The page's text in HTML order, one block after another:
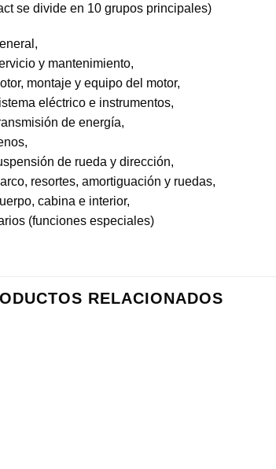
se divide en 10 grupos principales)
y mantenimiento,
montaje y equipo del motor,
eléctrico e instrumentos,
de energía,
de rueda y dirección,
resortes, amortiguación y ruedas,
cabina e interior,
(funciones especiales)
RELACIONADOS